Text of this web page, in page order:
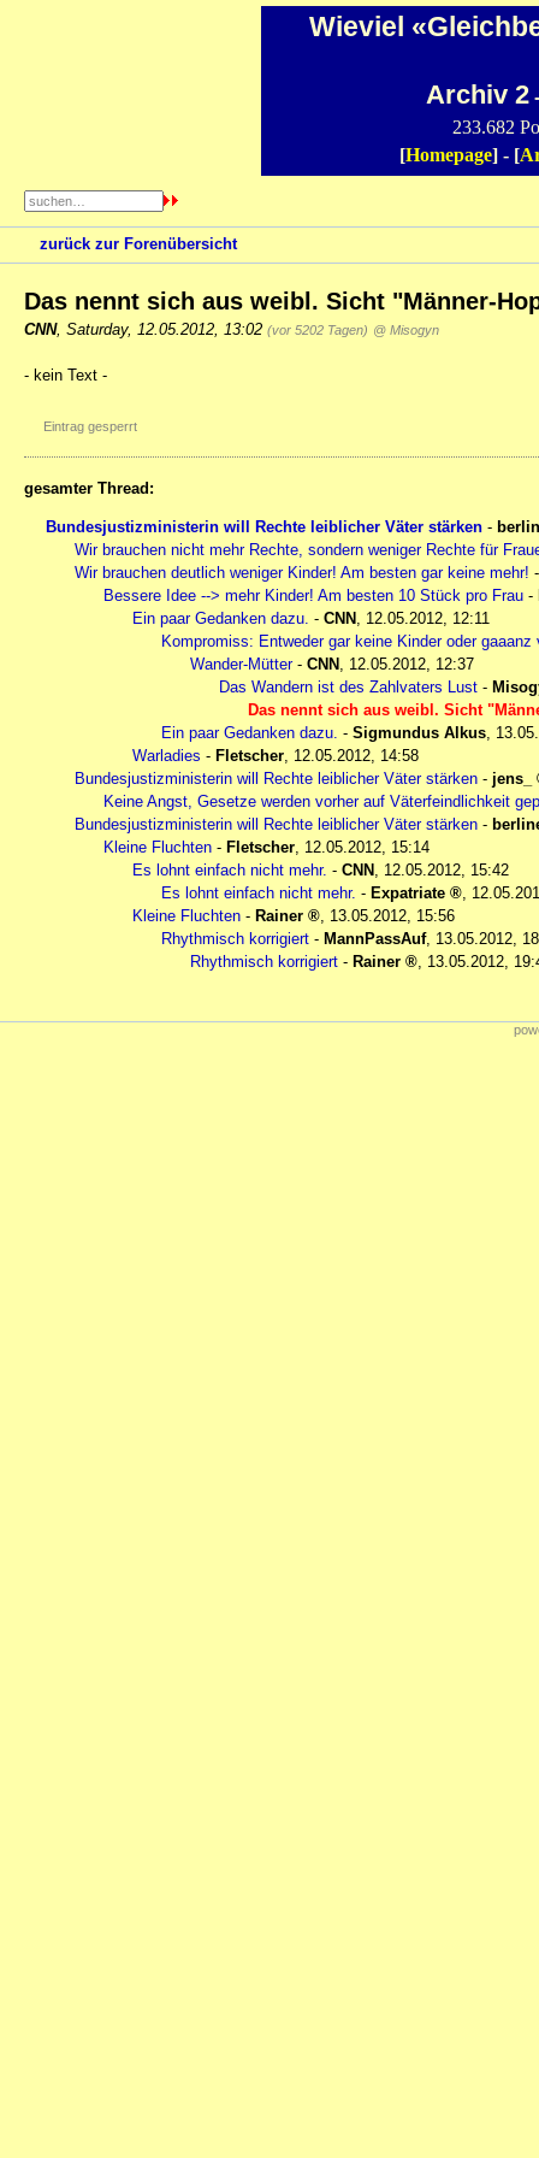
Wieviel
Archiv 2
233.682
[Homepage] - [
zurück zur Forenübersicht
Das nennt sich aus weibl. Sicht "Männer-
CNN, Saturday, 12.05.2012, 13:02 (vor 5202 Tagen) @ Misogyn
- kein Text -
Eintrag gesperrt
gesamter Thread:
Bundesjustizministerin will Rechte leiblicher Väter stärken -
Wir brauchen nicht mehr Rechte, sondern weniger Rechte für
Wir brauchen deutlich weniger Kinder! Am besten gar keine mehr!
Bessere Idee --> mehr Kinder! Am besten 10 Stück pro Frau -
Ein paar Gedanken dazu. - CNN
12.05.2012, 12:11
Kompromiss: Entweder gar keine Kinder oder gaaanz
Wander-Mütter- CNN
12.05.2012, 12:37
Das Wandern ist des Zahlvaters Lust -
Das nennt sich aus weibl. Sicht
Ein paar Gedanken dazu. - Sigmundus Alkus
Warladies - Fletscher 12.05.2012, 14:58
Bundesjustizministerin will Rechte leiblicher Väter stärken - jens_
Keine Angst, Gesetze werden vorher auf Väterfeindlichkeit
Bundesjustizministerin will Rechte leiblicher Väter stärken -
Kleine Fluchten - Fletscher 12.05.2012, 15:14
Es lohnt einfach nicht mehr. - CNN
12.05.2012, 15:42
Es lohnt einfach nicht mehr. - Expatriate
Kleine Fluchten - Rainer
13.05.2012, 15:56
Rhythmisch korrigiert - MannPassAuf, 13.05.2012,
Rhythmisch korrigiert - Rainer 13.05.2012,